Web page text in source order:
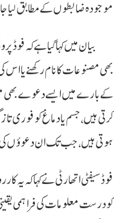
موجودہ ضابطوں کے مطابق لیا
بھی مصنوعات کا نام رکھنے یا
کے بارے میں ایسے دعوے بھی
کرتی ہیں، جسم یا دماغ کو فوری
ہوتی ہیں، جب تک ان دعوؤں
فوڈ سیفٹی اتھارٹی نے کہا کہ یہ
کو درست معلومات کی فراہمی